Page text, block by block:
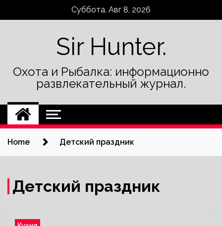
Суббота, Авг 8, 2026
Sir Hunter.
Охота и Рыбалка: информационно
развлекательный журнал.
Home Детский праздник
Детский праздник